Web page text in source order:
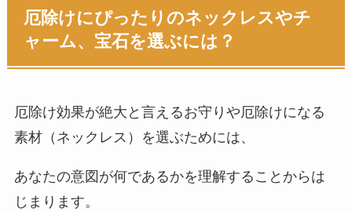
厄除けにぴったりのネックレスやチ
ャーム、宝石を選ぶには？
厄除け効果が絶大と言えるお守りや厄除けになる
素材（ネックレス）を選ぶためには、
あなたの意図が何であるかを理解することからは
じまります。